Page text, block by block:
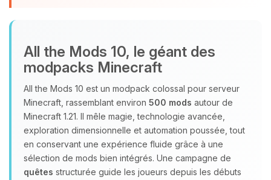
All the Mods 10, le géant des
modpacks Minecraft
All the Mods 10 est un modpack colossal pour serveur
Minecraft, rassemblant environ 500 mods autour de
Minecraft 1.21. Il mêle magie, technologie avancée,
exploration dimensionnelle et automation poussée, tout
en conservant une expérience fluide grâce à une
sélection de mods bien intégrés. Une campagne de
quêtes structurée guide les joueurs depuis les débuts
parler ! Moi c’est Choupy, ton petit
assistant BoxToPlay. Dis-moi ce dont
petits circuits pour t’aider.